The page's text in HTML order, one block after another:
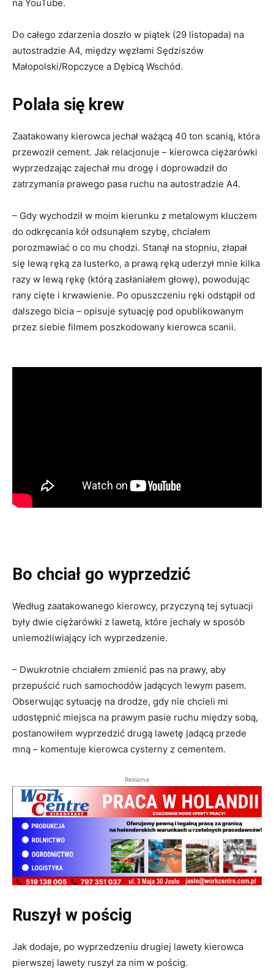
na YouTube.
Do całego zdarzenia doszło w piątek (29 listopada) na
autostradzie A4, między węzłami Sędziszów
Małopolski/Ropczyce a Dębicą Wschód.
Polała się krew
Zaatakowany kierowca jechał ważącą 40 ton scanią, która
przewoził cement. Jak relacjonuje – kierowca ciężarówki
wyprzedzając zajechał mu drogę i doprowadził do
zatrzymania prawego pasa ruchu na autostradzie A4.
– Gdy wychodził w moim kierunku z metalowym kluczem
do odkręcania kół odsunąłem szybę, chciałem
porozmawiać o co mu chodzi. Stanął na stopniu, złapał
się lewą ręką za lusterko, a prawą ręką uderzył mnie kilka
razy w lewą rękę (którą zasłaniałem głowę), powodując
rany cięte i krwawienie. Po opuszczeniu ręki odstąpił od
dalszego bicia – opisuje sytuację pod opublikowanym
przez siebie filmem poszkodowany kierowca scanii.
Bo chciał go wyprzedzić
Według zaatakowanego kierowcy, przyczyną tej sytuacji
były dwie ciężarówki z lawetą, które jechały w sposób
uniemożliwiający ich wyprzedzenie.
– Dwukrotnie chciałem zmienić pas na prawy, aby
przepuścić ruch samochodów jadących lewym pasem.
Obserwując sytuację na drodze, gdy nie chcieli mi
udostępnić miejsca na prawym pasie ruchu między sobą,
postanowiłem wyprzedzić drugą lawetę jadącą przede
mną – komentuje kierowca cysterny z cementem.
Reklama
Ruszył w pościg
Jak dodaje, po wyprzedzeniu drugiej lawety kierowca
pierwszej lawety ruszył za nim w pościg.